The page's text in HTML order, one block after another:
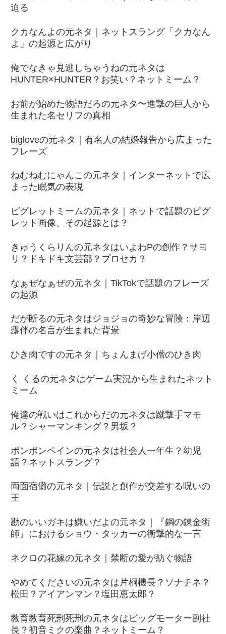
迫る
クカなんよの元ネタ｜ネットスラング「クカなん
よ」の起源と広がり
俺でなきゃ見逃しちゃうねの元ネタは
HUNTER×HUNTER？お笑い？ネットミーム？
お前が始めた物語だろの元ネタ〜進撃の巨人から
生まれた名セリフの真相
bigloveの元ネタ｜有名人の結婚報告から広まった
フレーズ
ねむねむにゃんこの元ネタ｜インターネットで広
まった眠気の表現
ピグレットミームの元ネタ｜ネットで話題のピグ
レット画像、その起源とは？
きゅうくらりんの元ネタはいよわPの創作？サヨ
リ？ドキドキ文芸部？プロセカ？
なぁぜなぁぜの元ネタ｜TikTokで話題のフレーズ
の起源
だが断るの元ネタはジョジョの奇妙な冒険：岸辺
露伴の名言が生まれた背景
ひき肉ですの元ネタ｜ちょんまげ小僧のひき肉
く くるの元ネタはゲーム実況から生まれたネット
ミーム
俺達の戦いはこれからだの元ネタは蹴撃手マモ
ル？シャーマンキング？男坂？
ポンポンペインの元ネタは社会人一年生？幼児
語？ネットスラング？
両面宿儺の元ネタ｜伝説と創作が交差する呪いの
王
勘のいいガキは嫌いだよの元ネタ｜『鋼の錬金術
師』におけるショウ・タッカーの衝撃的な一言
ネクロの花嫁の元ネタ｜禁断の愛が紡ぐ物語
やめてくださいの元ネタは片桐機長？ソナチネ？
松田？アイアンマン？塩田恵太郎？
教育教育死刑死刑の元ネタはビッグモーター副社
長？初音ミクの楽曲？ネットミーム？